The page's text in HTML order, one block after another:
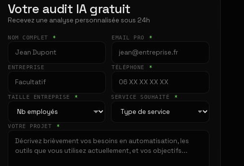
Votre audit IA gratuit
Recevez une analyse personnalisée sous 24h
NOM COMPLET * EMAIL PRO *
ENTREPRISE TÉLÉPHONE *
TAILLE ENTREPRISE * SERVICE SOUHAITÉ *
VOTRE PROJET *